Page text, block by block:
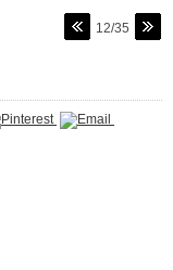
12/35